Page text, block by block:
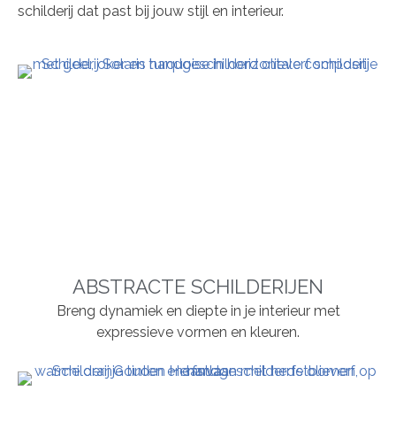
schilderij dat past bij jouw stijl en interieur.
ABSTRACTE SCHILDERIJEN
Breng dynamiek en diepte in je interieur met
expressieve vormen en kleuren.